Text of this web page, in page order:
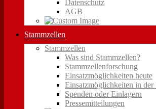
Datenschutz
AGB
Stammzellen
Stammzellen
Was sind Stammzellen?
Stammzellenforschung
Einsatzmöglichkeiten heute
Einsatzmöglichkeiten in
Spenden oder Einlagern
Pressemitteilungen